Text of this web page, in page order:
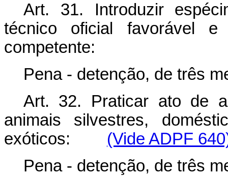
Art. 31. Introduzir
técnico oficial favorável e
competente:
Pena - detenção, de três
Art. 32. Praticar ato de
animais silvestres,
exóticos: (Vide ADPF
Pena - detenção, de três